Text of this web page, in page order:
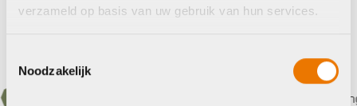
verzameld op basis van uw gebruik van hun services.
Noodzakelijk
verzending